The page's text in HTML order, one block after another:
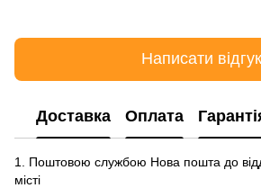
Написати відгук
Доставка Оплата
1. Поштовою службою Нова пошта до
місті